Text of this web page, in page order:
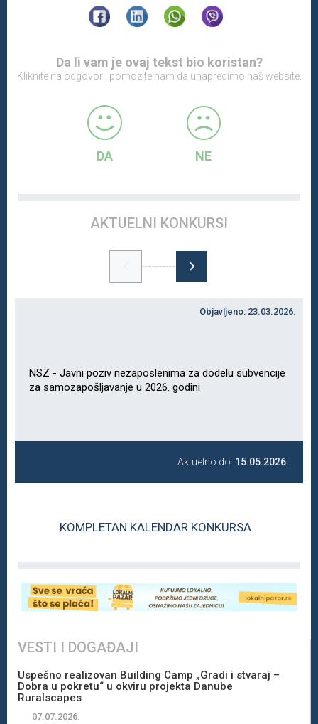
Da li vam je ovaj tekst bio koristan?
Kliknite na odgovor i pomozite nam da unapredimo naš website.
DA NE
AKTUELNI KONKURSI
Objavljeno: 23.03.2026.
NSZ - Javni poziv nezaposlenima za dodelu subvencije
za samozapošljavanje u 2026. godini
Aktuelno do: 15.05.2026.
KOMPLETAN KALENDAR KONKURSA
VESTI I DOGAĐAJI
Uspešno realizovan Building Camp „Gradi i stvaraj –
Dobra u pokretu“ u okviru projekta Danube
Ruralscapes
07.07.2026.